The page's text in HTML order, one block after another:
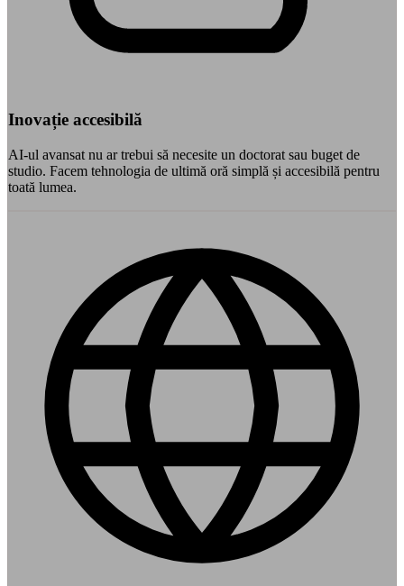
Inovație accesibilă
AI-ul avansat nu ar trebui să necesite un doctorat sau buget de
studio. Facem tehnologia de ultimă oră simplă și accesibilă pentru
toată lumea.